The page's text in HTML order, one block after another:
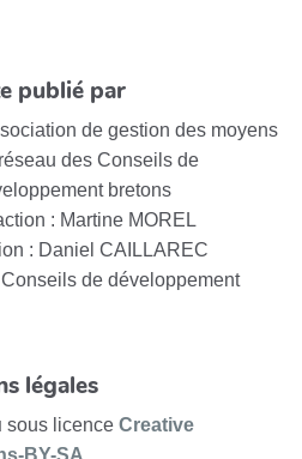
publié par
de gestion des moyens
des Conseils de
bretons
: Martine MOREL
: Daniel CAILLAREC
de développement
légales
sous licence Creative